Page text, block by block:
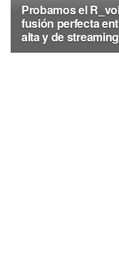
Probamos el
fusión perfecta
alta y de streaming